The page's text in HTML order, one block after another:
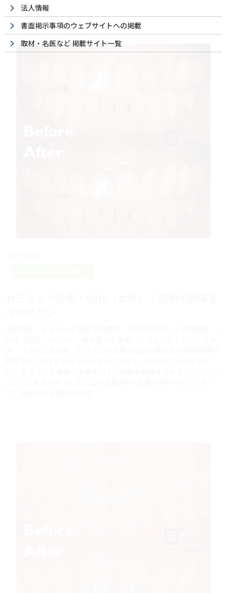
法人情報
書面掲示事項のウェブサイトへの掲載
取材・名医など 掲載サイト一覧